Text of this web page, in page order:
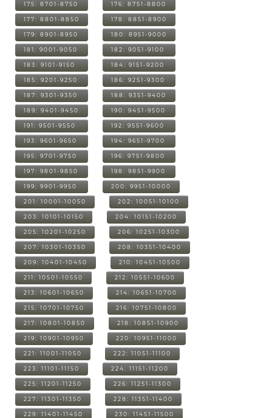
175: 8701-8750 176: 8751-8800
177: 8801-8850 178: 8851-8900
179: 8901-8950 180: 8951-9000
181: 9001-9050 182: 9051-9100
183: 9101-9150 184: 9151-9200
185: 9201-9250 186: 9251-9300
187: 9301-9350 188: 9351-9400
189: 9401-9450 190: 9451-9500
191: 9501-9550 192: 9551-9600
193: 9601-9650 194: 9651-9700
195: 9701-9750 196: 9751-9800
197: 9801-9850 198: 9851-9900
199: 9901-9950 200: 9951-10000
201: 10001-10050 202: 10051-10100
203: 10101-10150 204: 10151-10200
205: 10201-10250 206: 10251-10300
207: 10301-10350 208: 10351-10400
209: 10401-10450 210: 10451-10500
211: 10501-10550 212: 10551-10600
213: 10601-10650 214: 10651-10700
215: 10701-10750 216: 10751-10800
217: 10801-10850 218: 10851-10900
219: 10901-10950 220: 10951-11000
221: 11001-11050 222: 11051-11100
223: 11101-11150 224: 11151-11200
225: 11201-11250 226: 11251-11300
227: 11301-11350 228: 11351-11400
229: 11401-11450 230: 11451-11500